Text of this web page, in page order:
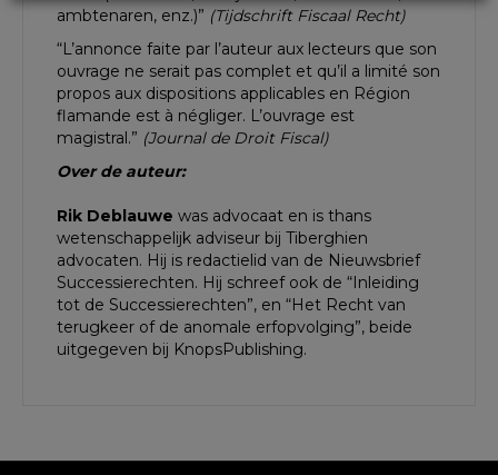
ambtenaren, enz.)” (Tijdschrift Fiscaal Recht)
“L’annonce faite par l’auteur aux lecteurs que son
ouvrage ne serait pas complet et qu’il a limité son
propos aux dispositions applicables en Région
flamande est à négliger. L’ouvrage est
magistral.” (Journal de Droit Fiscal)
Over de auteur:
Rik Deblauwe was advocaat en is thans
wetenschappelijk adviseur bij Tiberghien
advocaten. Hij is redactielid van de Nieuwsbrief
Successierechten. Hij schreef ook de “Inleiding
tot de Successierechten”, en “Het Recht van
terugkeer of de anomale erfopvolging”, beide
uitgegeven bij KnopsPublishing.